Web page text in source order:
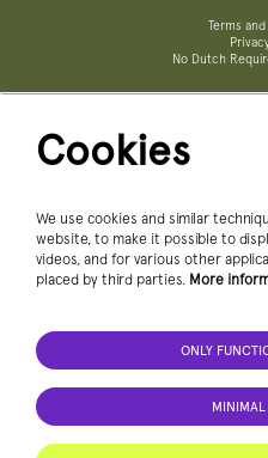
Terms
No Dutch
SIGN UP
Cookies
We use cookies and similar
website, to make it possible to
videos, and for various other
placed by third parties. More
ONLY
MINIMAL